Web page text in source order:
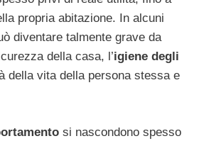
propria abitazione. In alcuni
diventare talmente grave da
della casa, l’igiene degli
della vita della persona stessa e
si nascondono spesso